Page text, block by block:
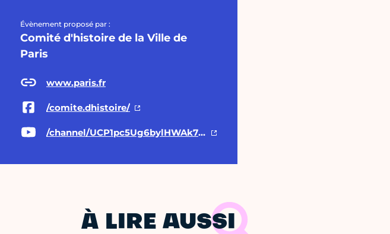
Évènement proposé par :
Comité d'histoire de la Ville de
Paris
www.paris.fr
/comite.dhistoire/
/channel/UCP1pc5Ug6bylHWAk7Z2ky1g/playlists
À LIRE AUSSI